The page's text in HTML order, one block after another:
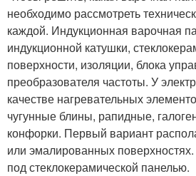
необходимо рассмотреть
каждой. Индукционная варочная
индукционной катушки,
поверхности, изоляции, блока
преобразователя частоты. У
качестве нагревательных
чугунные блины, рапидные,
конфорки. Первый вариант
или эмалированных
под стеклокерамической панелью.